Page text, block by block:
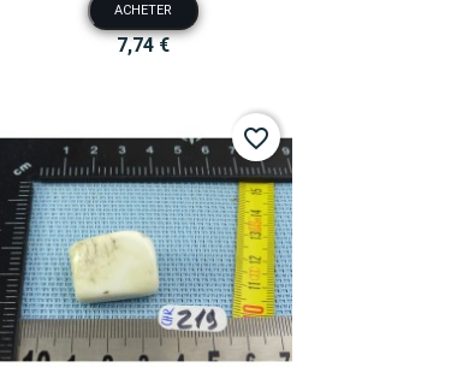
ACHETER
7,74 €
favorite_border